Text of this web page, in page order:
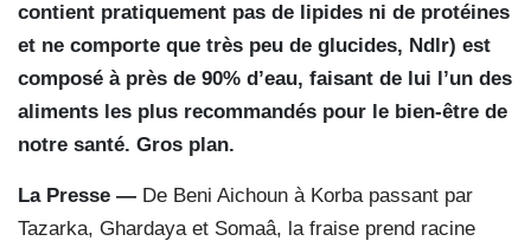
contient pratiquement pas de lipides ni de protéines
et ne comporte que très peu de glucides, Ndlr) est
composé à près de 90% d’eau, faisant de lui l’un des
aliments les plus recommandés pour le bien-être de
notre santé. Gros plan.
La Presse — De Beni Aichoun à Korba passant par
Tazarka, Ghardaya et Somaâ, la fraise prend racine